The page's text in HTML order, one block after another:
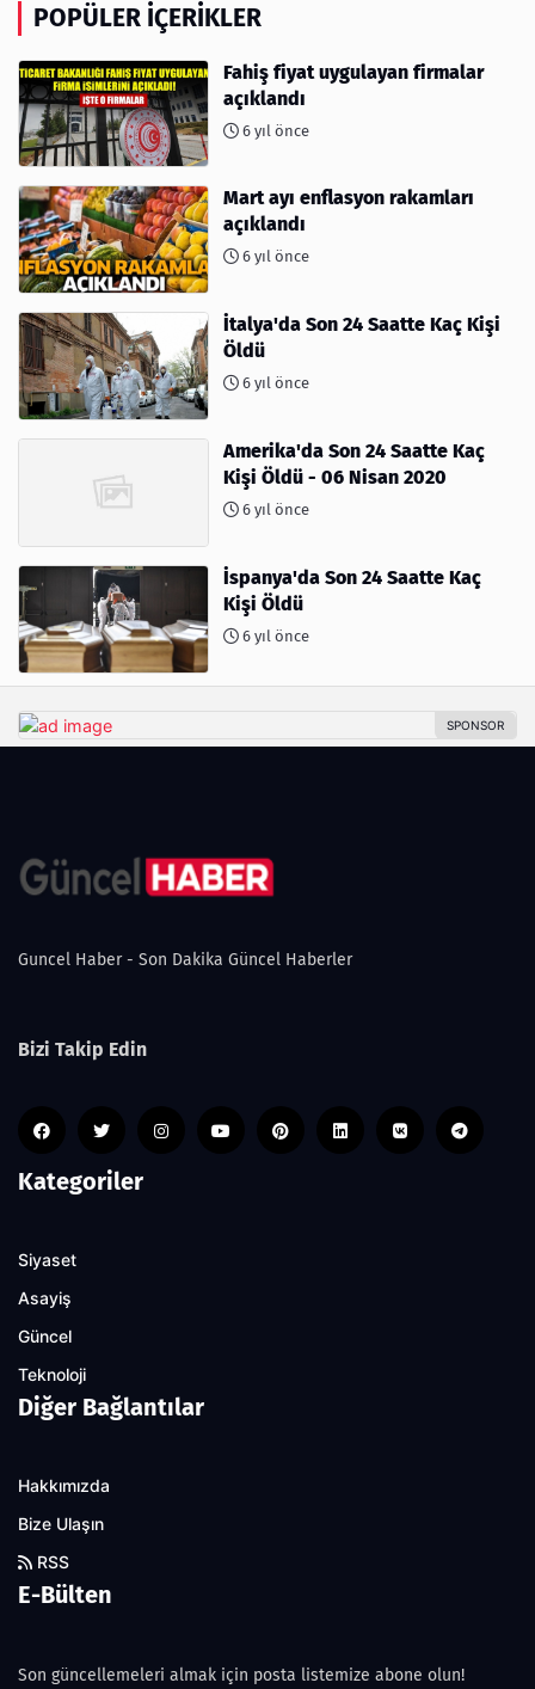
POPÜLER İÇERIKLER
Fahiş fiyat uygulayan firmalar
açıklandı
6 yıl önce
Mart ayı enflasyon rakamları
açıklandı
6 yıl önce
İtalya'da Son 24 Saatte Kaç Kişi
Öldü
6 yıl önce
Amerika'da Son 24 Saatte Kaç
Kişi Öldü - 06 Nisan 2020
6 yıl önce
İspanya'da Son 24 Saatte Kaç
Kişi Öldü
6 yıl önce
Guncel Haber - Son Dakika Güncel Haberler
Bizi Takip Edin
Kategoriler
Siyaset
Asayiş
Güncel
Teknoloji
Diğer Bağlantılar
Hakkımızda
Bize Ulaşın
RSS
E-Bülten
Son güncellemeleri almak için posta listemize abone olun!